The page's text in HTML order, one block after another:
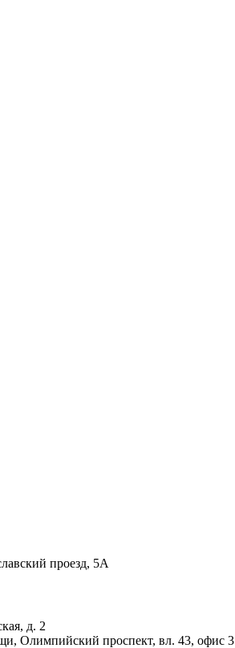
проезд, 5А
д. 2
Олимпийский проспект, вл. 43, офис 3